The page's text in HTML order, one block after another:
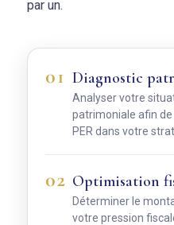
par un.
01 Diagnostic
Analyser votre
patrimoniale afin
PER dans votre
02 Optimisation
Déterminer le
votre pression